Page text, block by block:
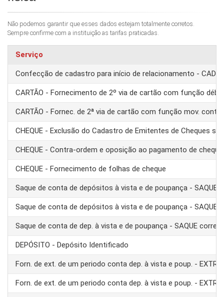
Não podemos garantir que esses dados estejam totalmente corretos.
Sempre confirme com a instituição as tarifas praticadas.
Serviço
Confecção de cadastro para início de relacionamento -
CARTÃO - Fornecimento de 2º via de cartão com função
CARTÃO - Fornec. de 2ª via de cartão com função mov. conta
CHEQUE - Exclusão do Cadastro de Emitentes de Cheques
CHEQUE - Contra-ordem e oposição ao pagamento de cheque
CHEQUE - Fornecimento de folhas de cheque
Saque de conta de depósitos à vista e de poupança - SAQUE
Saque de conta de depósitos à vista e de poupança - SAQUE
Saque de conta de dep. à vista e de poupança - SAQUE
DEPÓSITO - Depósito Identificado
Forn. de ext. de um periodo conta dep. à vista e poup. -
Forn. de ext. de um periodo conta dep. à vista e poup. -